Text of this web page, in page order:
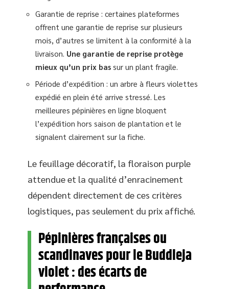
Garantie de reprise : certaines plateformes
offrent une garantie de reprise sur plusieurs
mois, d’autres se limitent à la conformité à la
livraison. Une garantie de reprise protège
mieux qu’un prix bas sur un plant fragile.
Période d’expédition : un arbre à fleurs violettes
expédié en plein été arrive stressé. Les
meilleures pépinières en ligne bloquent
l’expédition hors saison de plantation et le
signalent clairement sur la fiche.
Le feuillage décoratif, la floraison purple
attendue et la qualité d’enracinement
dépendent directement de ces critères
logistiques, pas seulement du prix affiché.
Pépinières françaises ou
scandinaves pour le Buddleja
violet : des écarts de